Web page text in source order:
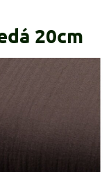
20cm